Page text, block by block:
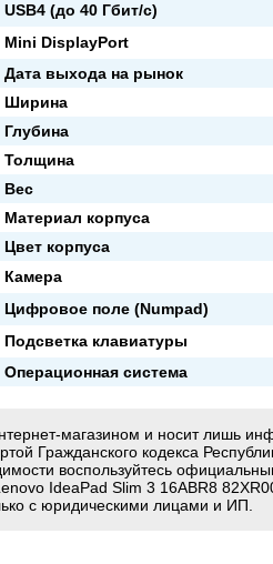
USB4 (до 40 Гбит/с)
Mini DisplayPort
Дата выхода на рынок
Ширина
Глубина
Толщина
Вес
Материал корпуса
Цвет корпуса
Камера
Цифровое поле (Numpad)
Подсветка клавиатуры
Операционная система
магазином и носит лишь
Гражданского кодекса
воспользуйтесь
IdeaPad Slim 3 16ABR8
с юридическими лицами и ИП.